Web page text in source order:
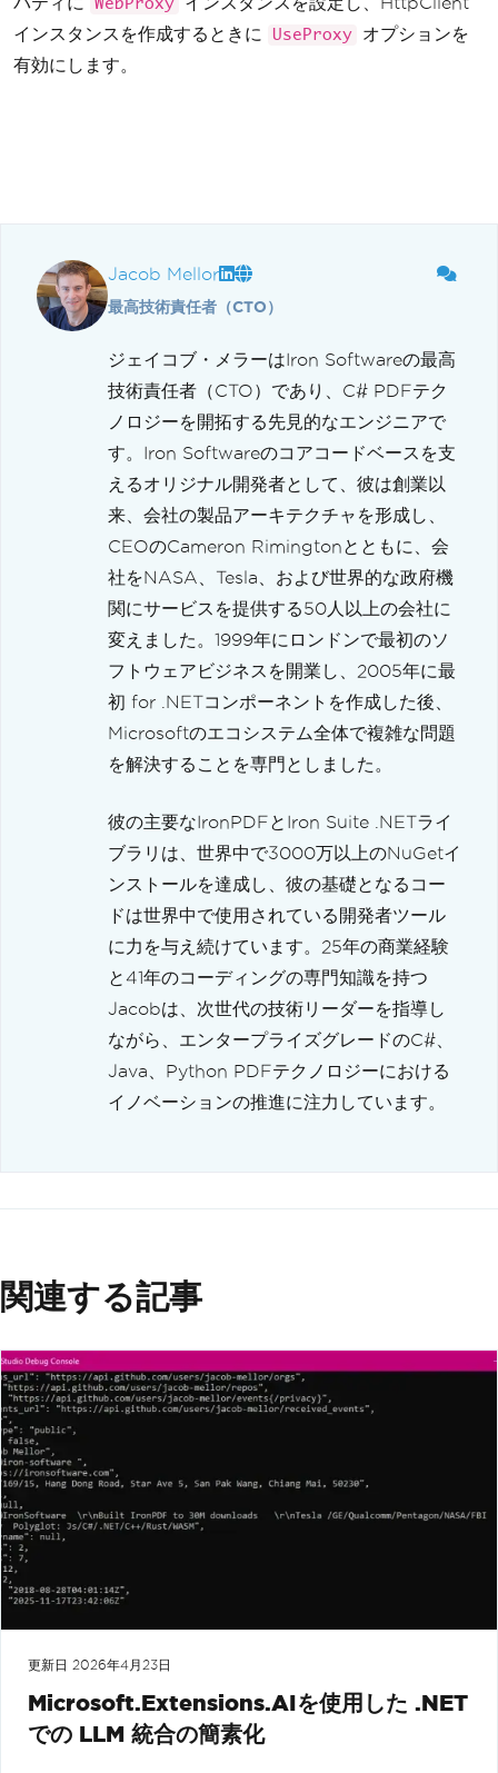
WebProxy
インスタンスを作成するときに
UseProxy
オプションを
有効にします。
Jacob Mellor
最高技術責任者（CTO）
ジェイコブ・メラーはIron Softwareの最高
技術責任者（CTO）であり、C# PDFテク
ノロジーを開拓する先見的なエンジニアで
す。Iron Softwareのコアコードベースを支
えるオリジナル開発者として、彼は創業以
来、会社の製品アーキテクチャを形成し、
CEOのCameron Rimingtonとともに、会
社をNASA、Tesla、および世界的な政府機
関にサービスを提供する50人以上の会社に
変えました。1999年にロンドンで最初のソ
フトウェアビジネスを開業し、2005年に最
初 for .NETコンポーネントを作成した後、
Microsoftのエコシステム全体で複雑な問題
を解決することを専門としました。
彼の主要なIronPDFとIron Suite .NETライ
ブラリは、世界中で3000万以上のNuGetイ
ンストールを達成し、彼の基礎となるコー
ドは世界中で使用されている開発者ツール
に力を与え続けています。25年の商業経験
と41年のコーディングの専門知識を持つ
Jacobは、次世代の技術リーダーを指導し
ながら、エンタープライズグレードのC#、
Java、Python PDFテクノロジーにおける
イノベーションの推進に注力しています。
関連する記事
更新日 2026年4月23日
Microsoft.Extensions.AIを使用した .NET
での LLM 統合の簡素化